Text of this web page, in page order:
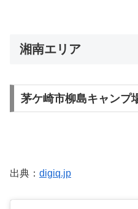
湘南エリア
茅ケ崎市柳島キャンプ
出典： digiq.jp